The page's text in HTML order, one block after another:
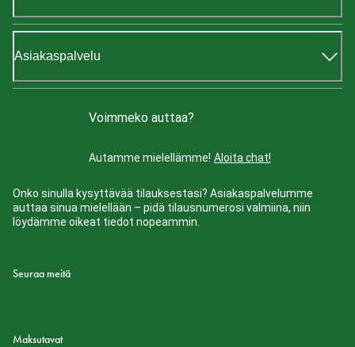
Asiakaspalvelu
Voimmeko auttaa?
Autamme mielellämme! Aloita chat!
Onko sinulla kysyttävää tilauksestasi? Asiakaspalvelumme
auttaa sinua mielellään – pidä tilausnumerosi valmiina, niin
löydämme oikeat tiedot nopeammin.
Seuraa meitä
Maksutavat